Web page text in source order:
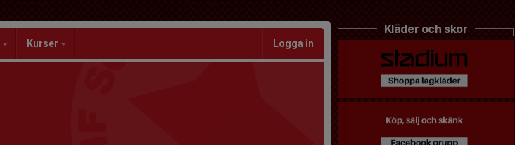
Kurser Logga in
Kläder och skor